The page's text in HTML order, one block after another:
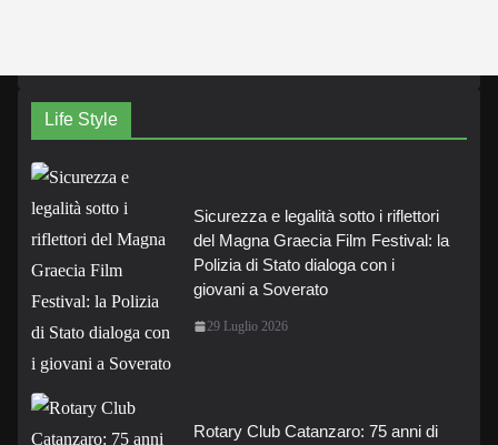
Life Style
Sicurezza e legalità sotto i riflettori
del Magna Graecia Film Festival: la
Polizia di Stato dialoga con i
giovani a Soverato
29 Luglio 2026
Rotary Club Catanzaro: 75 anni di